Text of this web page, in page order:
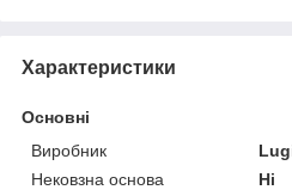
Характеристики
Основні
Виробник
Нековзна основа
Ні